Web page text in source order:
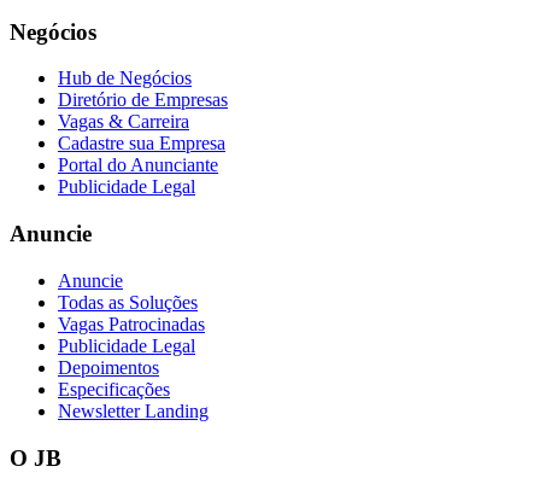
Negócios
Hub de Negócios
Diretório de Empresas
Vagas & Carreira
Cadastre sua Empresa
Portal do Anunciante
Publicidade Legal
Anuncie
Anuncie
Todas as Soluções
Vagas Patrocinadas
Publicidade Legal
Depoimentos
Especificações
Newsletter Landing
O JB